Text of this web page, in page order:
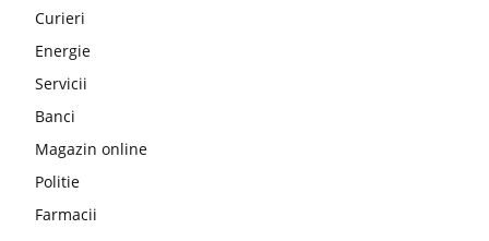
Curieri
Energie
Servicii
Banci
Magazin online
Politie
Farmacii